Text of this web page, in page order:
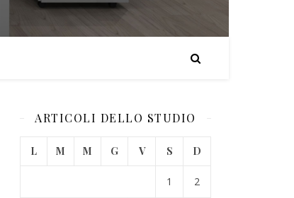
ARTICOLI DELLO STUDIO
L M M G V S D
1 2